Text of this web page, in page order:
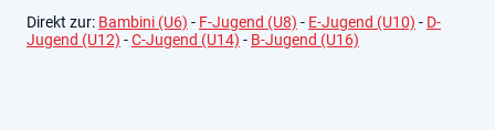
Direkt zur: Bambini (U6) - F-Jugend (U8) - E-Jugend (U10) - D-
Jugend (U12) -C-Jugend (U14) - B-Jugend (U16)